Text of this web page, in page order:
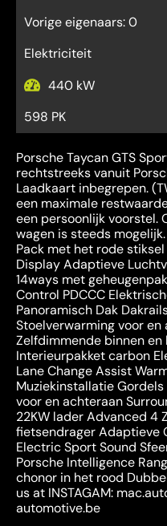
Vorige eigenaars: 0
Elektriciteit
440 kW
598 PK
Porsche Taycan GTS
rechtstreeks vanuit
Laadkaart inbegrepen.
een maximale
een persoonlijk voorstel.
wagen is steeds
Pack met het rode
Display Adaptieve
14ways met
Control PDCCC
Panoramisch Dak
Stoelverwarming voor
Zelfdimmende binnen
Interieurpakket carbon
Lane Change Assist
Muziekinstallatie
voor en achteraan
22KW lader Advanced 4
fietsendrager Adaptieve
Electric Sport Sound
Porsche Intelligence
chonor in het rood
us at INSTAGAM:
automotive.be